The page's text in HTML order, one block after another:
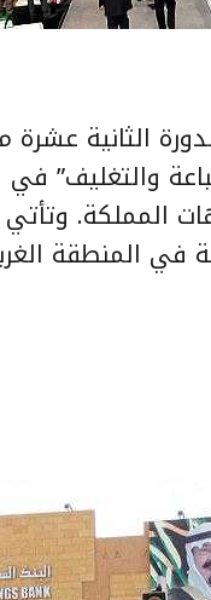
الثانية
والتغليف”
المملكة.
في المنطقة